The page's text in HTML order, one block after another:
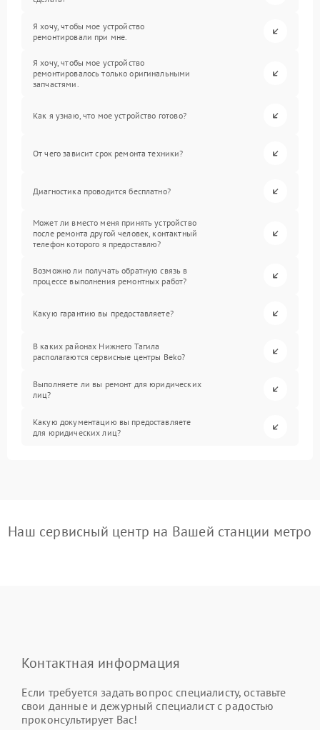
Я хочу, чтобы мое устройство
ремонтировали при мне.
Я хочу, чтобы мое устройство
ремонтировалось только оригинальными
запчастями.
Как я узнаю, что мое устройство готово?
От чего зависит срок ремонта техники?
Диагностика проводится бесплатно?
Может ли вместо меня принять устройство
после ремонта другой человек, контактный
телефон которого я предоставлю?
Возможно ли получать обратную связь в
процессе выполнения ремонтных работ?
Какую гарантию вы предоставляете?
В каких районах Нижнего Тагила
располагаются сервисные центры Beko?
Выполняете ли вы ремонт для юридических
лиц?
Какую документацию вы предоставляете
для юридических лиц?
Наш сервисный центр на Вашей станции метро
Контактная информация
Если требуется задать вопрос специалисту, оставьте
свои данные и дежурный специалист с радостью
проконсультирует Вас!